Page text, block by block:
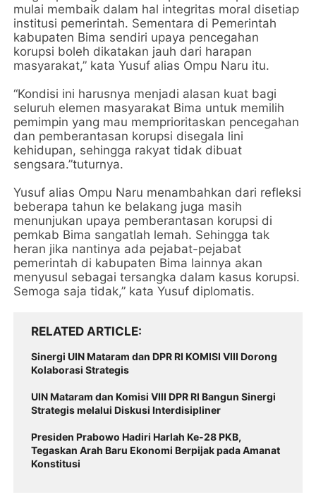
mulai membaik dalam hal integritas moral disetiap
institusi pemerintah. Sementara di Pemerintah
kabupaten Bima sendiri upaya pencegahan
korupsi boleh dikatakan jauh dari harapan
masyarakat,” kata Yusuf alias Ompu Naru itu.
“Kondisi ini harusnya menjadi alasan kuat bagi
seluruh elemen masyarakat Bima untuk memilih
pemimpin yang mau memprioritaskan pencegahan
dan pemberantasan korupsi disegala lini
kehidupan, sehingga rakyat tidak dibuat
sengsara.”tuturnya.
Yusuf alias Ompu Naru menambahkan dari refleksi
beberapa tahun ke belakang juga masih
menunjukan upaya pemberantasan korupsi di
pemkab Bima sangatlah lemah. Sehingga tak
heran jika nantinya ada pejabat-pejabat
pemerintah di kabupaten Bima lainnya akan
menyusul sebagai tersangka dalam kasus korupsi.
Semoga saja tidak,” kata Yusuf diplomatis.
RELATED ARTICLE
Sinergi UIN Mataram dan DPR RI KOMISI VIII Dorong
Kolaborasi Strategis
UIN Mataram dan Komisi VIII DPR RI Bangun Sinergi
Strategis melalui Diskusi Interdisipliner
Presiden Prabowo Hadiri Harlah Ke-28 PKB,
Tegaskan Arah Baru Ekonomi Berpijak pada Amanat
Konstitusi